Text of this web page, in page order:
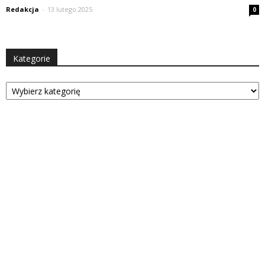
Redakcja - 13 lutego 2025 0
Kategorie
Kategorie